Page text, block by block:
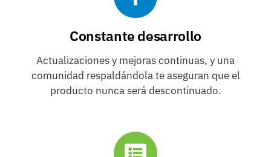
Constante desarrollo
Actualizaciones y mejoras continuas, y una
comunidad respaldándola te aseguran que el
producto nunca será descontinuado.